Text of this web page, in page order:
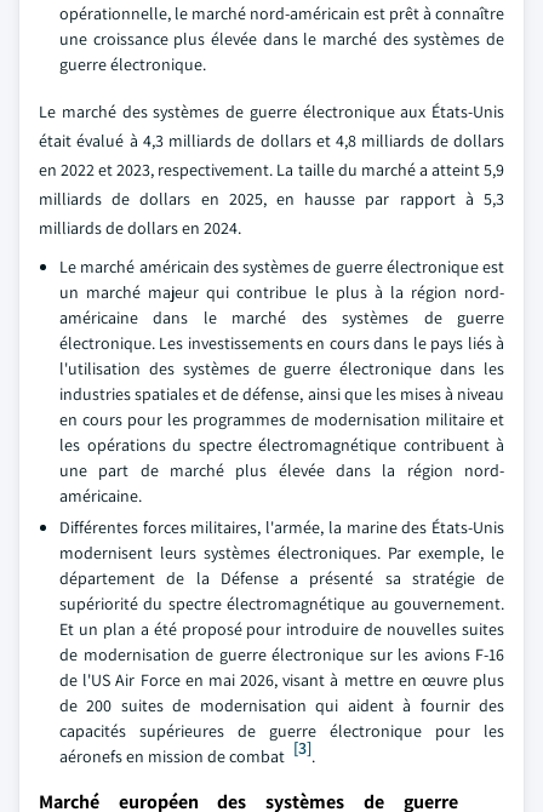
opérationnelle, le marché nord-américain est prêt à connaître
une croissance plus élevée dans le marché des systèmes de
guerre électronique.
Le marché des systèmes de guerre électronique aux États-Unis
était évalué à 4,3 milliards de dollars et 4,8 milliards de dollars
en 2022 et 2023, respectivement. La taille du marché a atteint 5,9
milliards de dollars en 2025, en hausse par rapport à 5,3
milliards de dollars en 2024.
Le marché américain des systèmes de guerre électronique est
un marché majeur qui contribue le plus à la région nord-
américaine dans le marché des systèmes de guerre
électronique. Les investissements en cours dans le pays liés à
l'utilisation des systèmes de guerre électronique dans les
industries spatiales et de défense, ainsi que les mises à niveau
en cours pour les programmes de modernisation militaire et
les opérations du spectre électromagnétique contribuent à
une part de marché plus élevée dans la région nord-
américaine.
Différentes forces militaires, l'armée, la marine des États-Unis
modernisent leurs systèmes électroniques. Par exemple, le
département de la Défense a présenté sa stratégie de
supériorité du spectre électromagnétique au gouvernement.
Et un plan a été proposé pour introduire de nouvelles suites
de modernisation de guerre électronique sur les avions F-16
de l'US Air Force en mai 2026, visant à mettre en œuvre plus
de 200 suites de modernisation qui aident à fournir des
capacités supérieures de guerre électronique pour les
aéronefs en mission de combat [3].
Marché européen des systèmes de guerre